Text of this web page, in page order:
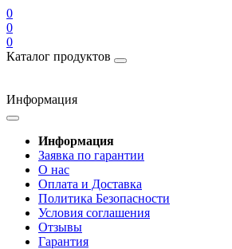
0
0
0
Каталог продуктов
Информация
Информация
Заявка по гарантии
О нас
Оплата и Доставка
Политика Безопасности
Условия соглашения
Отзывы
Гарантия